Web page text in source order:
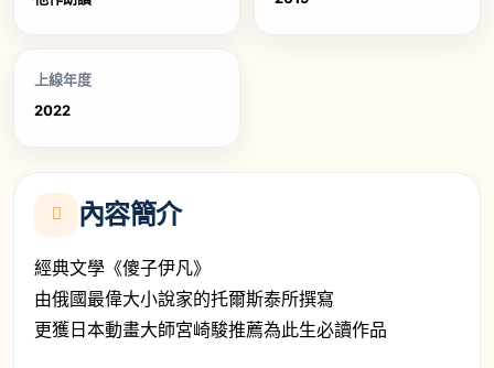
上線年度
2022
內容簡介
經典文學《傻子伊凡》
由俄國最偉大小說家的托爾斯泰所撰寫
更獲日本動畫大師宮崎駿推薦為此生必讀作品